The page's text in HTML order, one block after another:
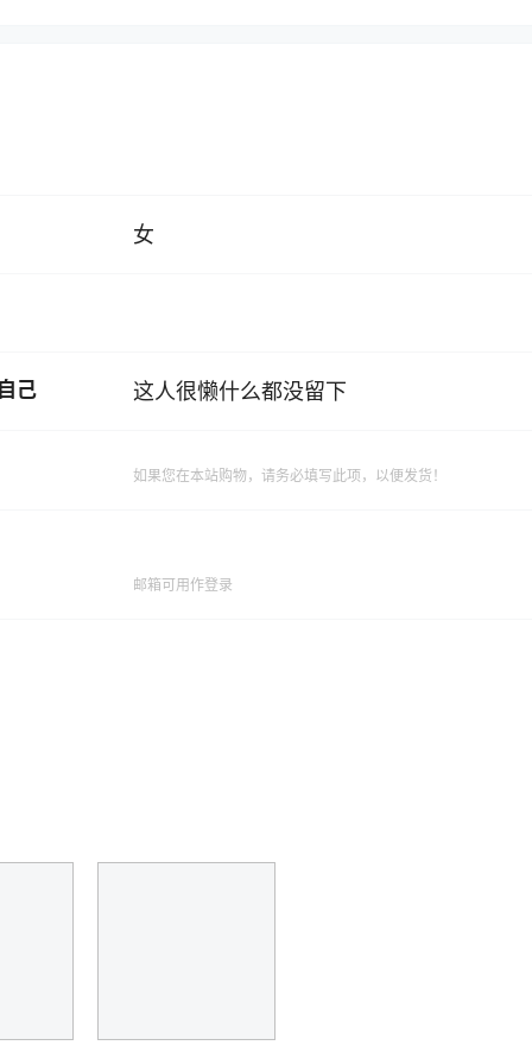
女
己 这人很懒什么都没留下
如果您在本站购物，请务必填写此项，以便发货！
邮箱可用作登录